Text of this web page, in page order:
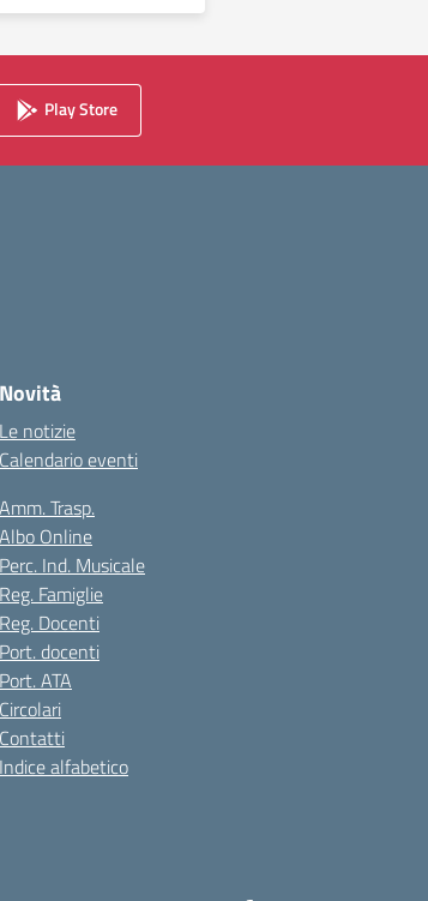
Play Store
Novità
Le notizie
Calendario eventi
Amm. Trasp.
Albo Online
Perc. Ind. Musicale
Reg. Famiglie
Reg. Docenti
Port. docenti
Port. ATA
Circolari
Contatti
Indice alfabetico